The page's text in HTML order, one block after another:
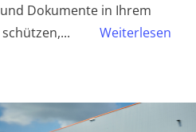
Dokumente in Ihrem
... Weiterlesen